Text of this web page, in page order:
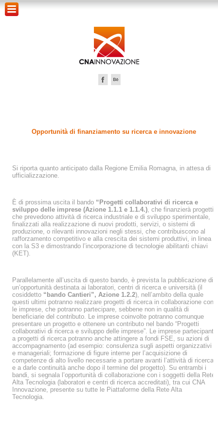
Opportunità di finanziamento su ricerca e innovazione
Si riporta quanto anticipato dalla Regione Emilia Romagna, in attesa di
ufficializzazione.
È di prossima uscita il bando “Progetti collaborativi di ricerca e
sviluppo delle imprese (Azione 1.1.1 e 1.1.4.), che finanzierà progetti
che prevedono attività di ricerca industriale e di sviluppo sperimentale,
finalizzati alla realizzazione di nuovi prodotti, servizi, o sistemi di
produzione, o rilevanti innovazioni negli stessi, che contribuiscono al
rafforzamento competitivo e alla crescita dei sistemi produttivi, in linea
con la S3 e dimostrando l’incorporazione di tecnologie abilitanti chiavi
(KET).
Parallelamente all’uscita di questo bando, è prevista la pubblicazione di
un’opportunità destinata ai laboratori, centri di ricerca e università (il
cosiddetto “bando Cantieri”, Azione 1.2.2), nell’ambito della quale
questi ultimi potranno realizzare progetti di ricerca in collaborazione con
le imprese, che potranno partecipare, sebbene non in qualità di
beneficiarie del contributo. Le imprese coinvolte potranno comunque
presentare un progetto e ottenere un contributo nel bando “Progetti
collaborativi di ricerca e sviluppo delle imprese”. Le imprese partecipanti
a progetti di ricerca potranno anche attingere a fondi FSE, su azioni di
accompagnamento (ad esempio: consulenza sugli aspetti organizzativi
e manageriali; formazione di figure interne per l’acquisizione di
competenze di alto livello necessarie a portare avanti l’attività di ricerca
e a darle continuità anche dopo il termine del progetto). Su entrambi i
bandi, si segnala l’opportunità di collaborazione con i soggetti della Rete
Alta Tecnologia (laboratori e centri di ricerca accreditati), tra cui CNA
Innovazione, presente su tutte le Piattaforme della Rete Alta
Tecnologia.